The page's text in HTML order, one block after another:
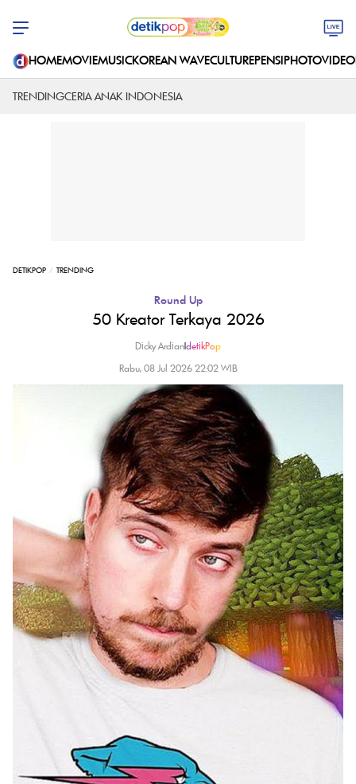
HOMEMOVIEMUSICKOREAN WAVECULTUREPENSIPHOTOVIDEO
TRENDINGCERIA ANAK INDONESIA
DETIKPOP TRENDING
Round Up
50 Kreator Terkaya 2026
Dicky Ardian|detikPop
Rabu, 08 Jul 2026 22:02 WIB